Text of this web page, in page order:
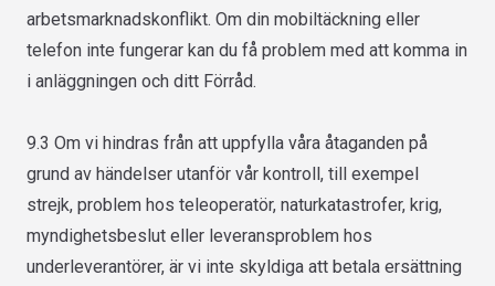
arbetsmarknadskonflikt. Om din mobiltäckning eller
telefon inte fungerar kan du få problem med att komma in
i anläggningen och ditt Förråd.
9.3 Om vi hindras från att uppfylla våra åtaganden på
grund av händelser utanför vår kontroll, till exempel
strejk, problem hos teleoperatör, naturkatastrofer, krig,
myndighetsbeslut eller leveransproblem hos
underleverantörer, är vi inte skyldiga att betala ersättning